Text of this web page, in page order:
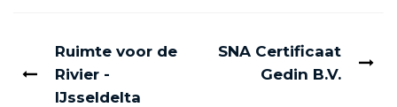
Ruimte voor de
Rivier -
IJsseldelta
SNA Certificaat
Gedin B.V.